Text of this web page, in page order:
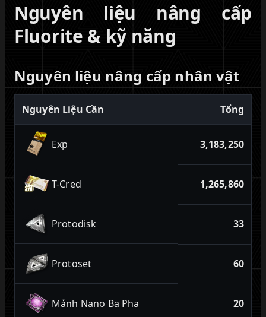
Nguyên liệu nâng cấp
Fluorite & kỹ năng
Nguyên liệu nâng cấp nhân vật
Nguyên Liệu Cần Tổng
Exp 3,183,250
T-Cred 1,265,860
Protodisk 33
Protoset 60
Mảnh Nano Ba Pha 20